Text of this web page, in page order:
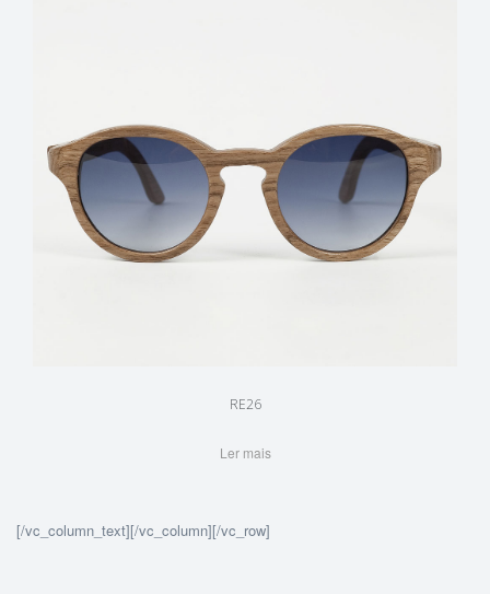
RE26
Ler mais
[/vc_column_text][/vc_column][/vc_row]